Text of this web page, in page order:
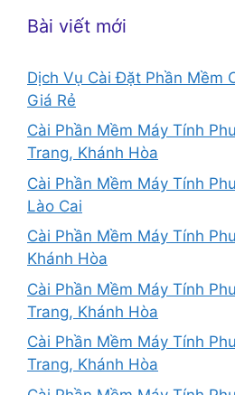
Bài viết mới
Dịch Vụ Cài Đặt Phần Mềm
Giá Rẻ
Cài Phần Mềm Máy Tính
Trang, Khánh Hòa
Cài Phần Mềm Máy Tính
Lào Cai
Cài Phần Mềm Máy Tính
Khánh Hòa
Cài Phần Mềm Máy Tính
Trang, Khánh Hòa
Cài Phần Mềm Máy Tính
Trang, Khánh Hòa